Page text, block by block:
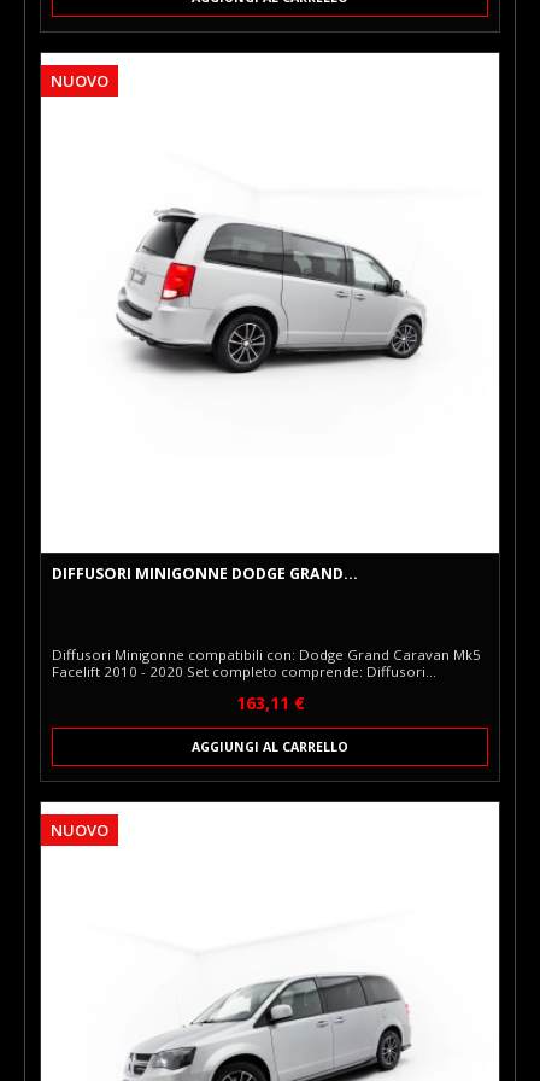
aggressivo e dinamico. Realizzato su misura per il modello
NUOVO
DIFFUSORI MINIGONNE DODGE GRAND...
Diffusori Minigonne compatibili con: Dodge Grand Caravan Mk5
Facelift 2010 - 2020 Set completo comprende: Diffusori
elementi di stile montati sulla parte inferiore delle soglie del
Perfettamente adattate al modello specifico, creano una linea
armoniosa con altri elementi del pacchetto estetico Maxton
Design e comple...
Prezzo
163,11 €
AGGIUNGI AL CARRELLO
NUOVO